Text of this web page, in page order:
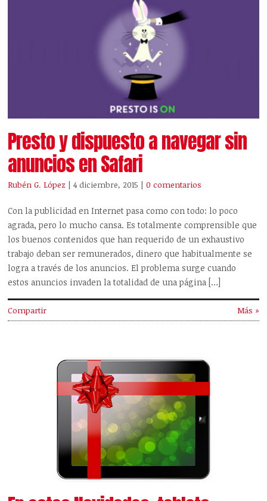
Presto y dispuesto a navegar sin
anuncios en Safari
Rubén G. López | 4 diciembre, 2015 |0 comentarios
Con la publicidad en Internet pasa como con todo: lo poco
agrada, pero lo mucho cansa. Es totalmente comprensible que
los buenos contenidos que han requerido de un exhaustivo
trabajo deban ser remunerados, dinero que habitualmente se
logra a través de los anuncios. El problema surge cuando
estos anuncios invaden la totalidad de una página […]
Compartir Más »